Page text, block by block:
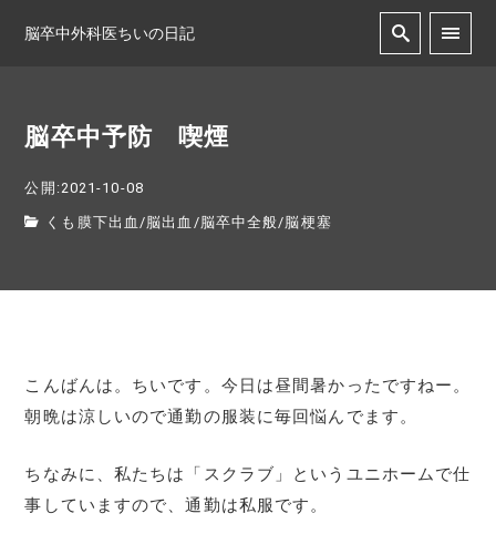
脳卒中外科医ちいの日記
脳卒中予防 喫煙
公開:2021-10-08
くも膜下出血 / 脳出血 / 脳卒中全般 / 脳梗塞
こんばんは。ちいです。今日は昼間暑かったですねー。
朝晩は涼しいので通勤の服装に毎回悩んでます。
ちなみに、私たちは「スクラブ」というユニホームで仕
事していますので、通勤は私服です。